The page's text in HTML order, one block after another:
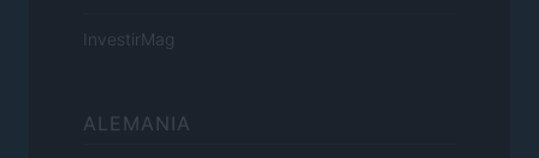
InvestirMag
ALEMANIA